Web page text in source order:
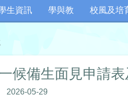
生資訊 學與教 校風及培
候備生面見申請
2026-05-29